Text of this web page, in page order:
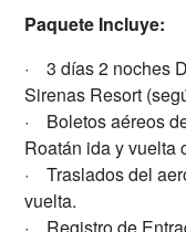
Paquete Incluye:
· 3 días 2 noches
Sirenas Resort
· Boletos aéreos
Roatán ida y
· Traslados del
vuelta.